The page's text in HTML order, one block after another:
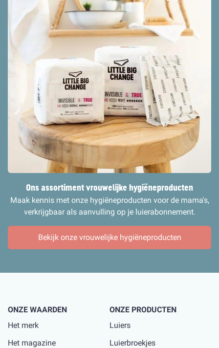
Ons assortiment vrouwelijke hygiëneproducten
Maak kennis met onze hygiëneproducten voor de mama's,
verkrijgbaar als aanvulling op je luierabonnement.
Bekijk onze vrouwelijke hygiëneproducten
ONZE WAARDEN
Het merk
Het magazine
ONZE PRODUCTEN
Luiers
Luierbroekjes